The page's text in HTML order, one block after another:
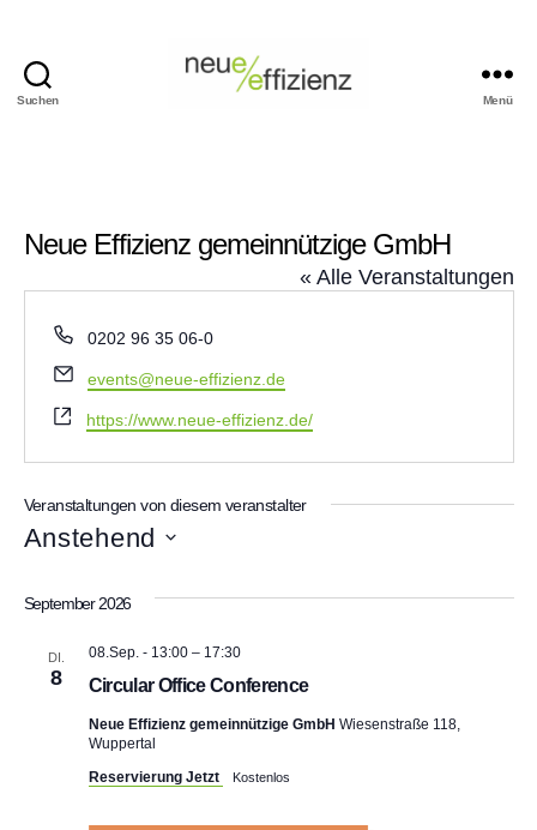
Suchen Menü
Neue Effizienz gemeinnützige GmbH
« Alle Veranstaltungen
T
l
e
f
o
0202 96 35 06-0
E
a
events@neue-effizienz.de
W
b
i
e
https://www.neue-effizienz.de/
Veranstaltungen von diesem veranstalter
Anstehend
tSeptember 2026
DI.
8 Circular Office Conference
08.Sep. - 13:00– 17:30
Neue Effizienz gemeinnützige GmbH Wiesenstraße 118,
Wuppertal
Reservierung Jetzt
Kostenlos